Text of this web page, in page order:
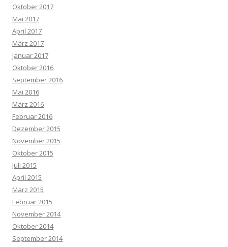
Oktober 2017
Mai 2017
April 2017
März 2017
Januar 2017
Oktober 2016
September 2016
Mai 2016
März 2016
Februar 2016
Dezember 2015
November 2015
Oktober 2015
Juli 2015
April 2015
März 2015
Februar 2015
November 2014
Oktober 2014
September 2014